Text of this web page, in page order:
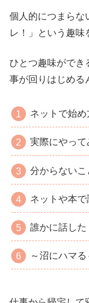
個人的につまらな
レ！」という趣味
ひとつ趣味ができ
事が回りはじめる
ネットで始め
実際にやって
分からないこ
ネットや本で
誰かに話した
～沼にハマる